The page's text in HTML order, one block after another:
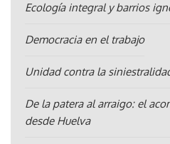
Ecología integral y barrios
Democracia en el trabajo
Unidad contra la
De la patera al arraigo: el
desde Huelva